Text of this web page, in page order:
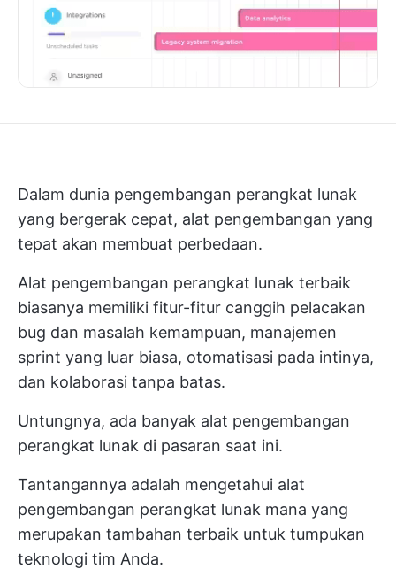
Dalam dunia pengembangan perangkat lunak
yang bergerak cepat, alat pengembangan yang
tepat akan membuat perbedaan.
Alat pengembangan perangkat lunak terbaik
biasanya memiliki fitur-fitur canggih pelacakan
bug dan masalah kemampuan, manajemen
sprint yang luar biasa, otomatisasi pada intinya,
dan kolaborasi tanpa batas.
Untungnya, ada banyak alat pengembangan
perangkat lunak di pasaran saat ini.
Tantangannya adalah mengetahui alat
pengembangan perangkat lunak mana yang
merupakan tambahan terbaik untuk tumpukan
teknologi tim Anda.